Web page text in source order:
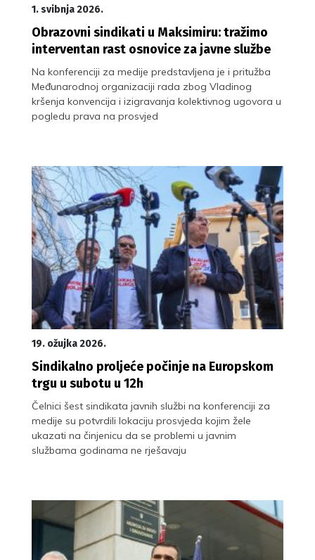
1. svibnja 2026.
Obrazovni sindikati u Maksimiru: tražimo
interventan rast osnovice za javne službe
Na konferenciji za medije predstavljena je i pritužba
Međunarodnoj organizaciji rada zbog Vladinog
kršenja konvencija i izigravanja kolektivnog ugovora u
pogledu prava na prosvjed
19. ožujka 2026.
Sindikalno proljeće počinje na Europskom
trgu u subotu u 12h
Čelnici šest sindikata javnih službi na konferenciji za
medije su potvrdili lokaciju prosvjeda kojim žele
ukazati na činjenicu da se problemi u javnim
službama godinama ne rješavaju